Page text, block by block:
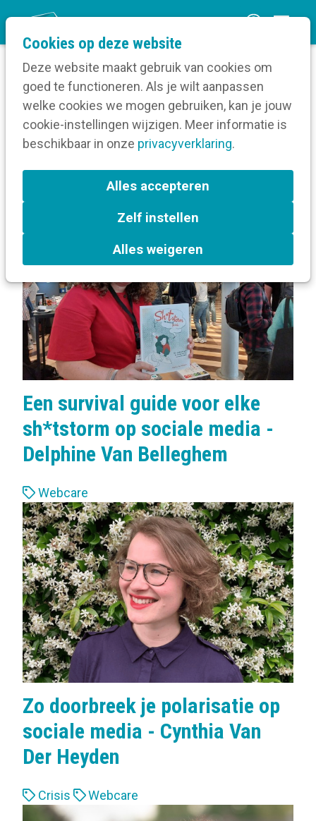
Cookies op deze website
Deze website maakt gebruik van cookies om
goed te functioneren. Als je wilt aanpassen
welke cookies we mogen gebruiken, kan je jouw
cookie-instellingen wijzigen. Meer informatie is
beschikbaar in onze privacyverklaring.
Alles accepteren
Zelf instellen
Alles weigeren
n
m
Home
Berichten over Webcare
Berichten over Webcare
a
l
s
:
Een survival guide voor elke
sh*tstorm op sociale media -
Delphine Van Belleghem
L
a
b
e
l
s
:
Webcare
Zo doorbreek je polarisatie op
sociale media - Cynthia Van
Der Heyden
L
Crisis Webcare